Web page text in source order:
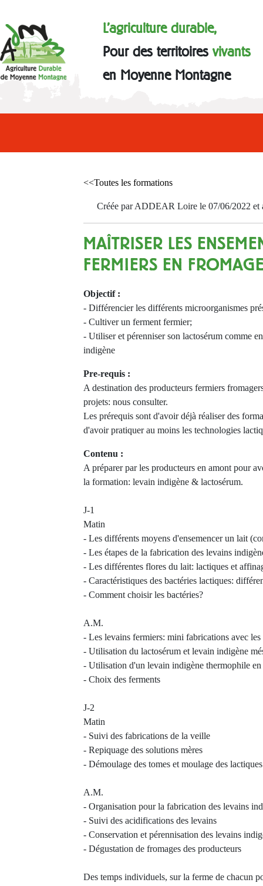
L'agriculture durable,
Pour des territoiresvivants
en Moyenne Montagne
<<Toutes les formations
Créée par ADDEAR Loire le 07/06/2022 et
MAÎTRISER LES
FERMIERS EN
Objectif :
- Différencier les différents microorganismes
- Cultiver un ferment fermier;
- Utiliser et pérenniser son lactosérum comme
indigène
Pre-requis :
A destination des producteurs fermiers
projets: nous consulter.
Les prérequis sont d'avoir déjà réaliser des
d'avoir pratiquer au moins les technologies
Contenu :
A préparer par les producteurs en amont pour
la formation: levain indigène & lactosérum.
J-1
Matin
- Les différents moyens d'ensemencer un lait
- Les étapes de la fabrication des levains
- Les différentes flores du lait: lactiques et
- Caractéristiques des bactéries lactiques:
- Comment choisir les bactéries?
A.M.
- Les levains fermiers: mini fabrications avec les
- Utilisation du lactosérum et levain indigène
- Utilisation d'un levain indigène thermophile en
- Choix des ferments
J-2
Matin
- Suivi des fabrications de la veille
- Repiquage des solutions mères
- Démoulage des tomes et moulage des
A.M.
- Organisation pour la fabrication des levains
- Suivi des acidifications des levains
- Conservation et pérennisation des levains
- Dégustation de fromages des producteurs
Des temps individuels, sur la ferme de chacun